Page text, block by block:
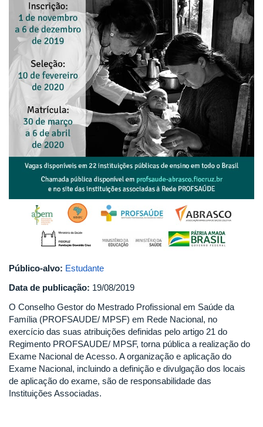
Público-alvo: Estudante
Data de publicação: 19/08/2019
O Conselho Gestor do Mestrado Profissional em Saúde da
Família (PROFSAUDE/ MPSF) em Rede Nacional, no
exercício das suas atribuições definidas pelo artigo 21 do
Regimento PROFSAUDE/ MPSF, torna pública a realização do
Exame Nacional de Acesso. A organização e aplicação do
Exame Nacional, incluindo a definição e divulgação dos locais
de aplicação do exame, são de responsabilidade das
Instituições Associadas.